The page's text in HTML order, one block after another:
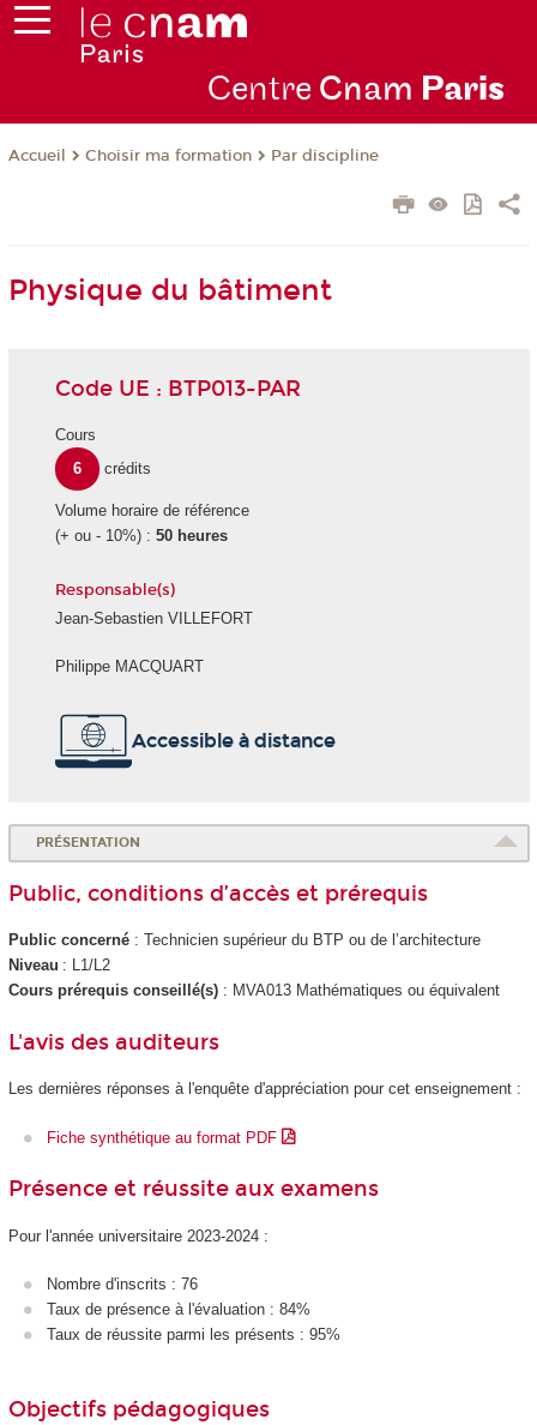
Centre Cnam Paris
Accueil Choisir ma formation Par discipline
Physique du bâtiment
Code UE : BTP013-PAR
Cours
6
crédits
Volume horaire de référence
(+ ou - 10%) : 50 heures
Responsable(s)
Jean-Sebastien VILLEFORT
Philippe MACQUART
Accessible à distance
PRÉSENTATION
Public, conditions d’accès et prérequis
Public concerné : Technicien supérieur du BTP ou de l’architecture
Niveau : L1/L2
Cours prérequis conseillé(s): MVA013 Mathématiques ou équivalent
L'avis des auditeurs
Les dernières réponses à l'enquête d'appréciation pour cet enseignement :
Fiche synthétique au format PDF
Présence et réussite aux examens
Pour l'année universitaire 2023-2024 :
Nombre d'inscrits : 76
Taux de présence à l'évaluation : 84%
Taux de réussite parmi les présents : 95%
Objectifs pédagogiques